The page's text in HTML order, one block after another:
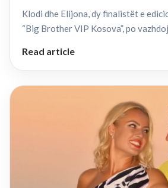
Klodi dhe Elijona, dy finalistët e
“Big Brother VIP Kosova”, po
Read article